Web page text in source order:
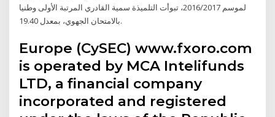
لموسم 2016/2017، تبوأت التلميذة سمية القادري المرتبة الأولى وطنيا
بالامتحان الجهوي، بمعدل 19.40.
Europe (CySEC) www.fxoro.com
is operated by MCA Intelifunds
LTD, a financial company
incorporated and registered